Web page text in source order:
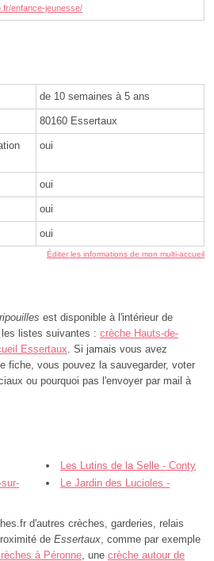
enfance-jeunesse/
de 10 semaines à 5 ans
80160 Essertaux
oui
oui
oui
oui
Éditer les informations de mon multi-accueil
est disponible à l'intérieur de
listes suivantes : crèche Hauts-de-
Essertaux . Si jamais vous avez
fiche, vous pouvez la sauvegarder, voter
ou pourquoi pas l'envoyer par mail à
Les Lutins de la Selle - Conty
Le Jardin des Lucioles -
d'autres crèches, garderies, relais
de Essertaux , comme par exemple
à Péronne , une crèche autour de